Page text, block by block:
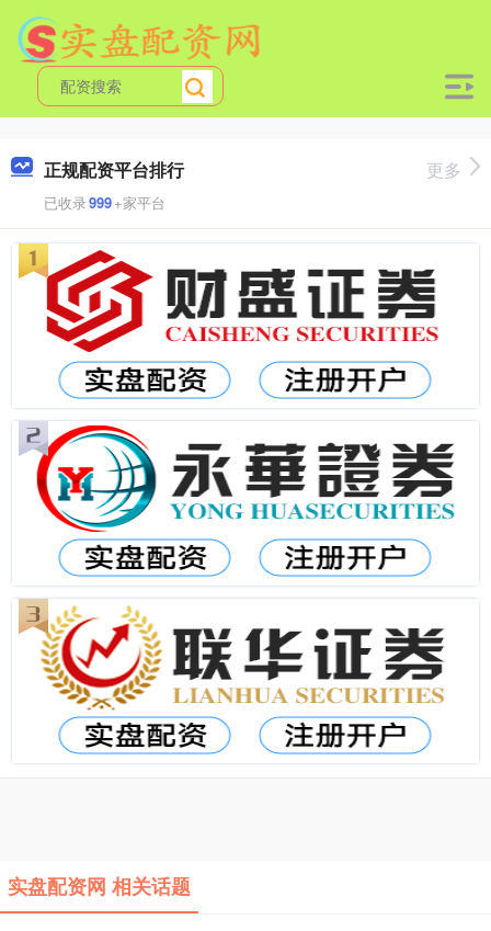
正规配资平台排行
已收录999+家平台
更多
实盘配资网 相关话题